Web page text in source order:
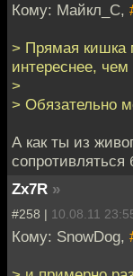
Кому: Майкл_С,
> Прямая кишка
интереснее, чем
>
> Обязательно
А как ты из
сопротивляться
Zx7R »
#258 | 10.08.11
Кому: SnowDog,